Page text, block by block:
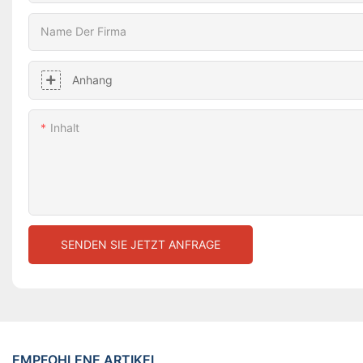
Name Der Firma
Anhang
Inhalt
SENDEN SIE JETZT ANFRAGE
EMPFOHLENE ARTIKEL